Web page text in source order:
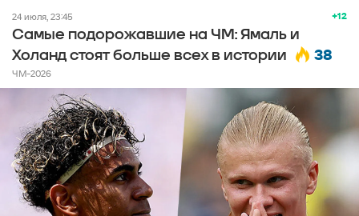
+12
24 июля, 23:45
Самые подорожавшие на ЧМ: Ямаль и
Холанд стоят больше всех в истории
38
ЧМ-2026